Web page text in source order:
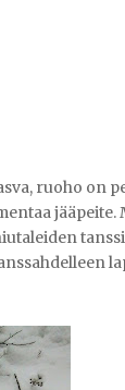
ruoho on
jääpeite.